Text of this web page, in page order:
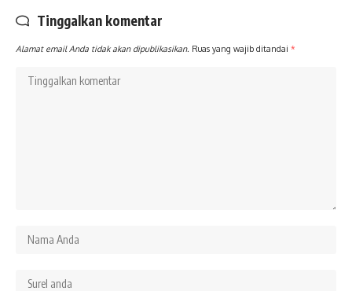
Tinggalkan komentar
Alamat email Anda tidak akan dipublikasikan. Ruas yang wajib ditandai *